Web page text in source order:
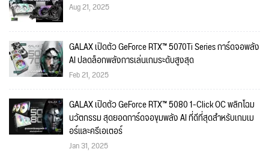
Aug 21, 2025
GALAX เปิดตัว GeForce RTX™ 5070Ti Series การ์ดจอพลัง
AI ปลดล็อกพลังการเล่นเกมระดับสูงสุด
Feb 21, 2025
GALAX เปิดตัว GeForce RTX™ 5080 1-Click OC พลิกโฉม
นวัตกรรม สุดยอดการ์ดจอขุมพลัง AI ที่ดีที่สุดสำหรับเกมเม
อร์และครีเอเตอร์
Jan 31, 2025